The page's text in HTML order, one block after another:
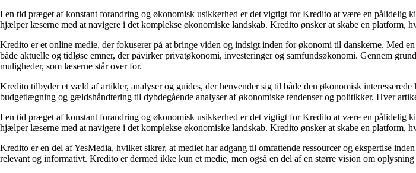
I en tid præget af konstant forandring og økonomisk usikkerhed er det vigtigt for Kredito at være en pålidelig
hjælper læserne med at navigere i det komplekse økonomiske landskab. Kredito ønsker at skabe en platform,
Kredito er et online medie, der fokuserer på at bringe viden og indsigt inden for økonomi til danskerne. Med
både aktuelle og tidløse emner, der påvirker privatøkonomi, investeringer og samfundsøkonomi. Gennem
muligheder, som læserne står over for.
Kredito tilbyder et væld af artikler, analyser og guides, der henvender sig til både den økonomisk
budgetlægning og gældshåndtering til dybdegående analyser af økonomiske tendenser og politikker. Hver
I en tid præget af konstant forandring og økonomisk usikkerhed er det vigtigt for Kredito at være en pålidelig
hjælper læserne med at navigere i det komplekse økonomiske landskab. Kredito ønsker at skabe en platform,
Kredito er en del af YesMedia, hvilket sikrer, at mediet har adgang til omfattende ressourcer og ekspertise
relevant og informativt. Kredito er dermed ikke kun et medie, men også en del af en større vision om oplysning